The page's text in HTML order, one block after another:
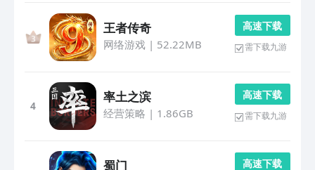
王者传奇
网络游戏| 52.22MB
高 速 下 载
需下载九游
4
率土之滨
经营策略 | 1.86GB
高 速 下 载
需下载九游
蜀门 高 速 下 载